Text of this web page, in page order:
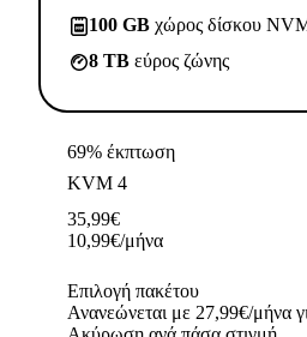
100 GB χώρος δίσκου
8 TB εύρος ζώνης
69% έκπτωση
KVM 4
35,99€
10,99€/μήνα
Επιλογή πακέτου
Ανανεώνεται με 27,99€/μήνα